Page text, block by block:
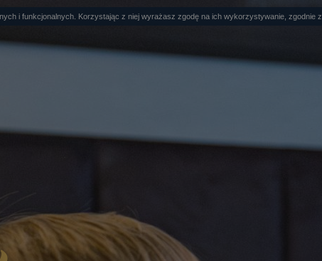
i funkcjonalnych. Korzystając z niej wyrażasz zgodę na ich wykorzystywanie, zgodnie z